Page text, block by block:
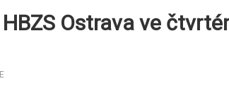
Ostrava ve